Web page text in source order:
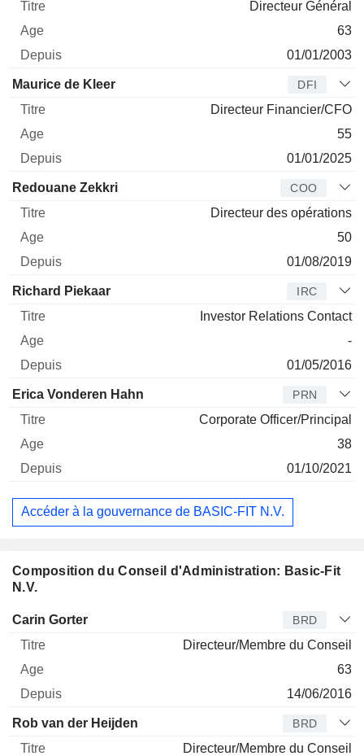
Directeur Général
63
01/01/2003
Maurice de Kleer DFI
Directeur Financier/CFO
55
01/01/2025
Redouane Zekkri COO
Directeur des opérations
50
01/08/2019
Richard Piekaar IRC
Investor Relations Contact
-
01/05/2016
Erica Vonderen Hahn PRN
Corporate Officer/Principal
38
01/10/2021
Accéder à la gouvernance de BASIC-FIT N.V.
Composition du Conseil d'Administration: Basic-Fit
N.V.
Administrateur
Carin Gorter BRD
Directeur/Membre du Conseil
63
14/06/2016
Rob van der Heijden BRD
Directeur/Membre du Conseil